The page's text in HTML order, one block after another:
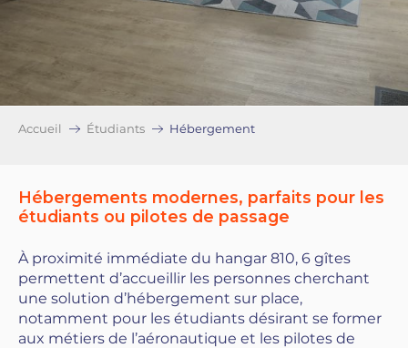
Accueil Étudiants Hébergement
Hébergements modernes, parfaits pour les
étudiants ou pilotes de passage
À proximité immédiate du hangar 810, 6 gîtes
permettent d’accueillir les personnes cherchant
une solution d’hébergement sur place,
notamment pour les étudiants désirant se former
aux métiers de l’aéronautique et les pilotes de